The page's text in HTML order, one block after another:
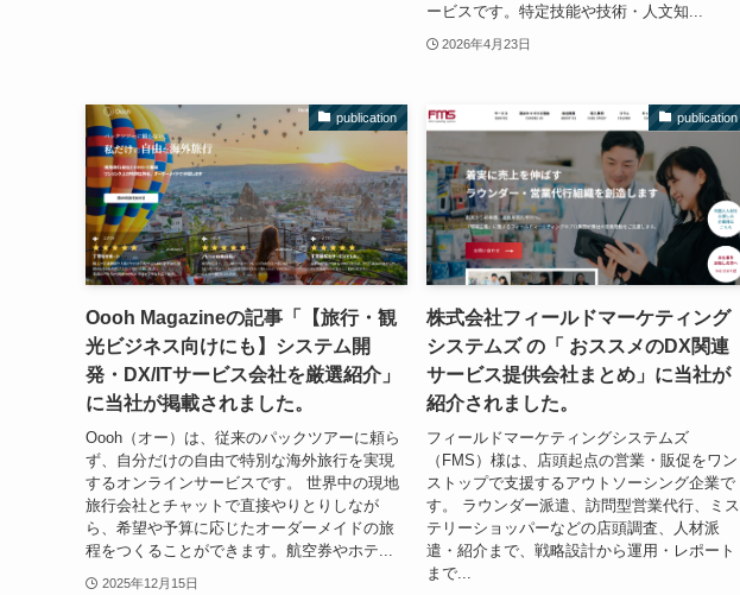
ービスです。特定技能や技術・人文知...
2026年4月23日
publication
Oooh Magazineの記事「【旅行・観
光ビジネス向けにも】システム開
発・DX/ITサービス会社を厳選紹介」
に当社が掲載されました。
Oooh（オー）は、従来のパックツアーに頼ら
ず、自分だけの自由で特別な海外旅行を実現
するオンラインサービスです。 世界中の現地
旅行会社とチャットで直接やりとりしなが
ら、希望や予算に応じたオーダーメイドの旅
程をつくることができます。航空券やホテ...
2025年12月15日
publication
株式会社フィールドマーケティング
システムズ の「 おススメのDX関連
サービス提供会社まとめ」に当社が
紹介されました。
フィールドマーケティングシステムズ
（FMS）様は、店頭起点の営業・販促をワン
ストップで支援するアウトソーシング企業で
す。 ラウンダー派遣、訪問型営業代行、ミス
テリーショッパーなどの店頭調査、人材派
遣・紹介まで、戦略設計から運用・レポート
まで...